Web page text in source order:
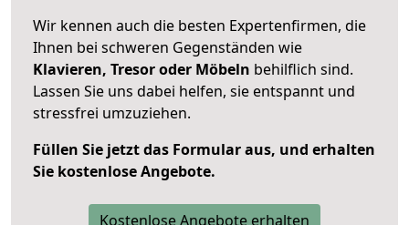
Wir kennen auch die besten Expertenfirmen, die
Ihnen bei schweren Gegenständen wie
Klavieren, Tresor oder Möbeln behilflich sind.
Lassen Sie uns dabei helfen, sie entspannt und
stressfrei umzuziehen.
Füllen Sie jetzt das Formular aus, und erhalten
Sie kostenlose Angebote.
Kostenlose Angebote erhalten